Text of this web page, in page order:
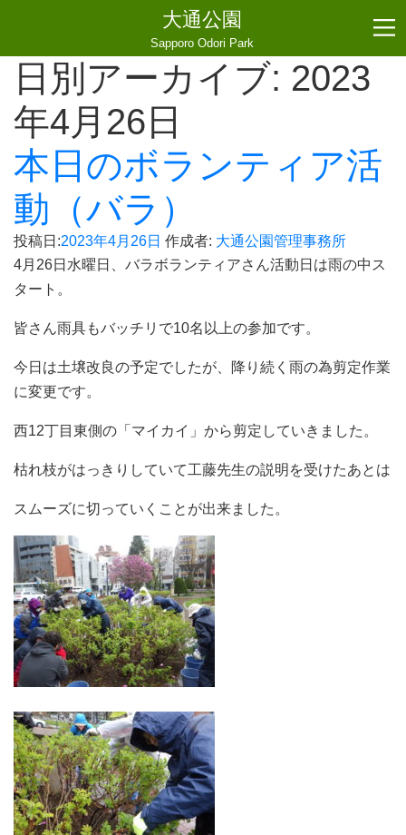
大通公園
Sapporo Odori Park
日別アーカイブ: 2023
年4月26日
本日のボランティア活
動（バラ）
投稿日:2023年4月26日 作成者: 大通公園管理事務所
4月26日水曜日、バラボランティアさん活動日は雨の中ス
タート。
皆さん雨具もバッチリで10名以上の参加です。
今日は土壌改良の予定でしたが、降り続く雨の為剪定作業
に変更です。
西12丁目東側の「マイカイ」から剪定していきました。
枯れ枝がはっきりしていて工藤先生の説明を受けたあとは
スムーズに切っていくことが出来ました。